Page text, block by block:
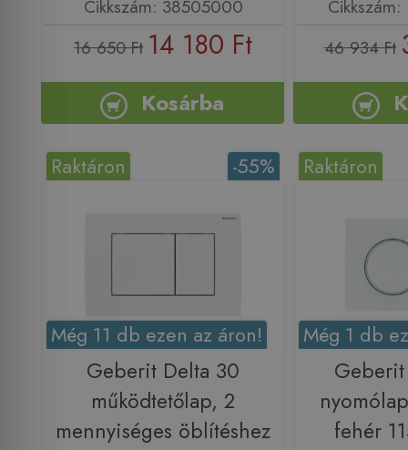
Cikkszám: 38505000
16 650 Ft 14 180 Ft
Kosárba
46 934 Ft
-55%
Raktáron
Még 11 db ezen az áron!
Geberit Delta 30
működtetőlap, 2
mennyiséges öblítéshez
Raktáron
Még 1 db
fehér